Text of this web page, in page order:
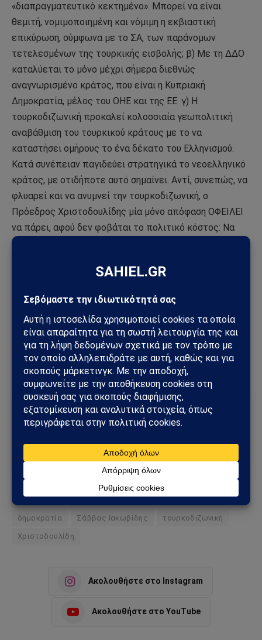
«διαπραγματευτικό κεκτημένο». Μπορεί να είναι
θεμιτή, νομιμοποιημένη και νόμιμη η εκβιαστική
επικύρωση, σύμφωνα με το ΣΑ, των παράνομων
τετελεσμένων της τουρκικής εισβολής; β) Με τη ΔΔΟ
καταλύεται το μόνο μέχρι σήμερα διεθνώς
αναγνωρισμένο κράτος, που είναι η Κυπριακή
Δημοκρατία, μέλος του ΟΗΕ και της ΕΕ. γ) Η
τουρκοδιζωνική προκαλεί κολοσσιαία γεωπολιτική
αναβάθμιση του τουρκικού κράτους με το να
καταστήσει ομήρους το ένα δέκατο του Ελληνισμού.
Κατά συνέπειαν παγιδεύει στρατηγικά το νεοελληνικό
κράτος, με οτιδήποτε αυτό σημαίνει. Αντί, συνεπώς, να
φλυαρεί και να ανυμνεί την τουρκοδιζωνική, ο
Πρόεδρος Χριστοδουλίδης μία μόνο απόφαση ΟΦΕΙΛΕΙ
να πάρει, αφού δεν φοβάται το πολιτικό κόστος: Να
απορρίψει… χτες την τουρκοδιζωνική! Στα σκουπίδια!
Κυπριακή Δημοκρατία και τον Ελληνισμό,
Δεν έχει τα πολιτικά κότσια! Γι’ αυτό η Κύπρος οδεύει
με καλπασμούς προς τουρκοποίηση…
Με πληροφορίες από simerini.sigmalive.com
Ακολούθησε το Sahiel στο Google News
Πρόσθεσε το Sahiel ως προτιμώμενη πηγή για να λαμβάνεις
Add as a preferred source
δημοκρατία Σάββας Ιακωβίδης τουρκοδιζωνική
Χριστοδουλίδη
Ακολουθήστε στο Instagram
Ακολουθήστε στο YouTube